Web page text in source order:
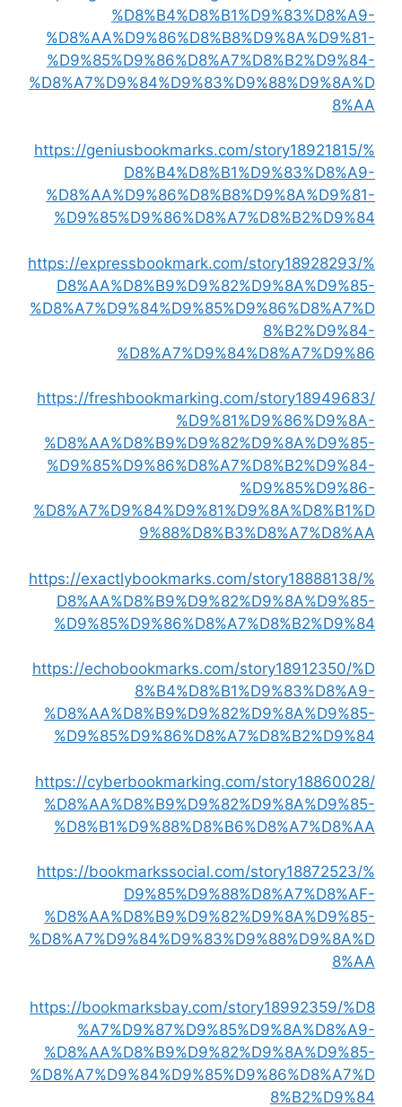
%D8%B4%D8%B1%D9%83%D8%A9-
%D8%AA%D9%86%D8%B8%D9%8A%D9%81-
%D9%85%D9%86%D8%A7%D8%B2%D9%84-
%D8%A7%D9%84%D9%83%D9%88%D9%8A%D
8%AA
https://geniusbookmarks.com/story18921815/%
D8%B4%D8%B1%D9%83%D8%A9-
%D8%AA%D9%86%D8%B8%D9%8A%D9%81-
%D9%85%D9%86%D8%A7%D8%B2%D9%84
https://expressbookmark.com/story18928293/%
D8%AA%D8%B9%D9%82%D9%8A%D9%85-
%D8%A7%D9%84%D9%85%D9%86%D8%A7%D
8%B2%D9%84-
%D8%A7%D9%84%D8%A7%D9%86
https://freshbookmarking.com/story18949683/
%D9%81%D9%86%D9%8A-
%D8%AA%D8%B9%D9%82%D9%8A%D9%85-
%D9%85%D9%86%D8%A7%D8%B2%D9%84-
%D9%85%D9%86-
%D8%A7%D9%84%D9%81%D9%8A%D8%B1%D
9%88%D8%B3%D8%A7%D8%AA
https://exactlybookmarks.com/story18888138/%
D8%AA%D8%B9%D9%82%D9%8A%D9%85-
%D9%85%D9%86%D8%A7%D8%B2%D9%84
https://echobookmarks.com/story18912350/%D
8%B4%D8%B1%D9%83%D8%A9-
%D8%AA%D8%B9%D9%82%D9%8A%D9%85-
%D9%85%D9%86%D8%A7%D8%B2%D9%84
https://cyberbookmarking.com/story18860028/
%D8%AA%D8%B9%D9%82%D9%8A%D9%85-
%D8%B1%D9%88%D8%B6%D8%A7%D8%AA
https://bookmarkssocial.com/story18872523/%
D9%85%D9%88%D8%A7%D8%AF-
%D8%AA%D8%B9%D9%82%D9%8A%D9%85-
%D8%A7%D9%84%D9%83%D9%88%D9%8A%D
8%AA
https://bookmarksbay.com/story18992359/%D8
%A7%D9%87%D9%85%D9%8A%D8%A9-
%D8%AA%D8%B9%D9%82%D9%8A%D9%85-
%D8%A7%D9%84%D9%85%D9%86%D8%A7%D
8%B2%D9%84